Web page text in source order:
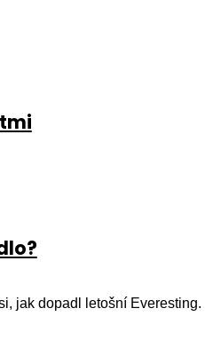
jak dopadl letošní Everesting.